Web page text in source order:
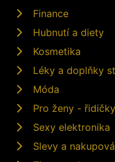
Finance
Hubnutí a diety
Kosmetika
Léky a doplňky
Móda
Pro ženy - řidičky
Sexy elektronika
Slevy a